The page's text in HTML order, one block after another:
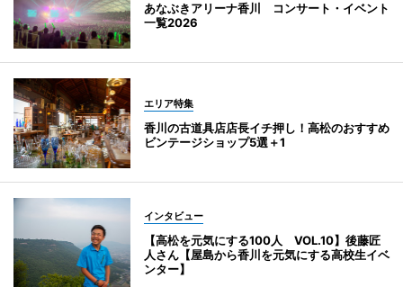
あなぶきアリーナ香川 コンサート・イベント
一覧2026
エリア特集
香川の古道具店店長イチ押し！高松のおすすめ
ビンテージショップ5選＋1
インタビュー
【高松を元気にする100人 VOL.10】後藤匠
人さん【屋島から香川を元気にする高校生イベ
ンター】